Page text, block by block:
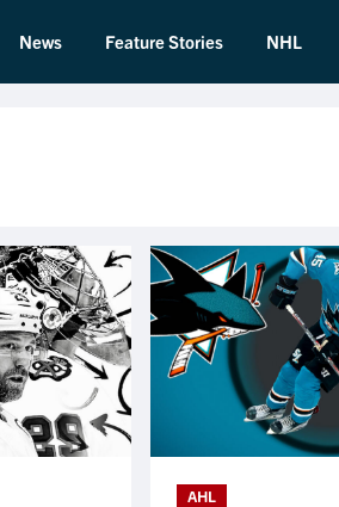
News Feature Stories NHL
AHL